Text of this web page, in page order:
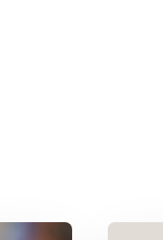
en optreden: ‘Ik doe
Lees